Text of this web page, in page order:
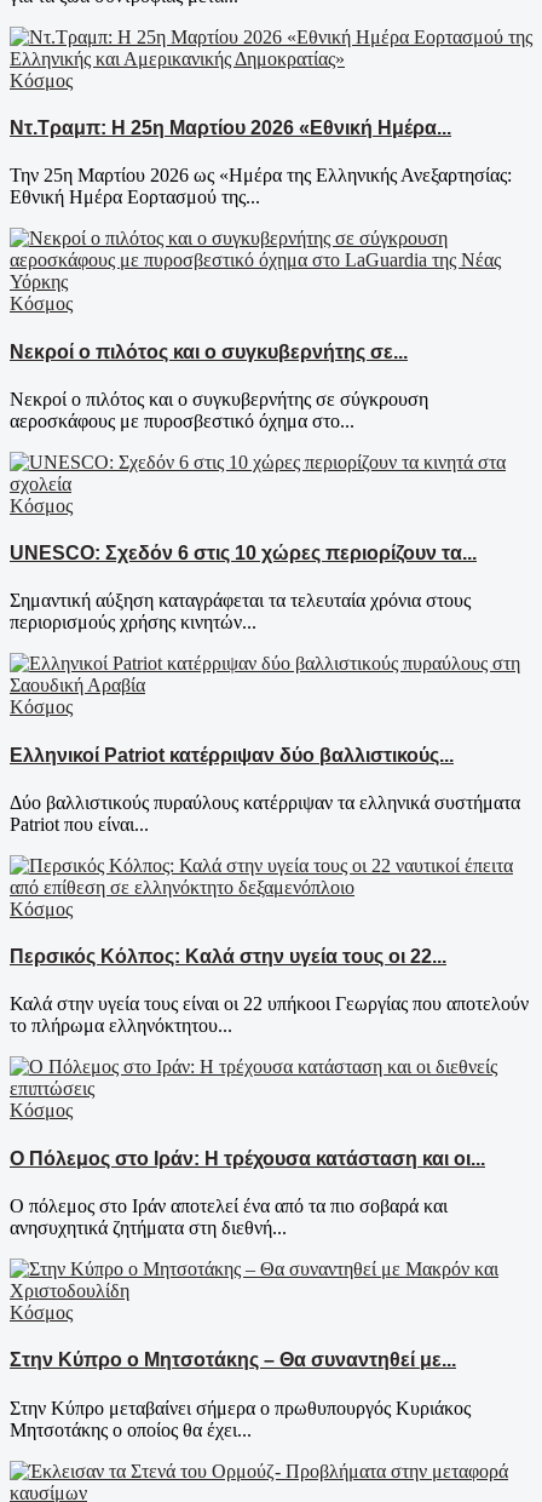
Κόσμος
Ντ.Τραμπ: Η 25η Μαρτίου 2026 «Εθνική Ημέρα...
Την 25η Μαρτίου 2026 ως «Ημέρα της Ελληνικής Ανεξαρτησίας:
Εθνική Ημέρα Εορτασμού της...
Κόσμος
Νεκροί ο πιλότος και ο συγκυβερνήτης σε...
Νεκροί ο πιλότος και ο συγκυβερνήτης σε σύγκρουση
αεροσκάφους με πυροσβεστικό όχημα στο...
Κόσμος
UNESCO: Σχεδόν 6 στις 10 χώρες περιορίζουν τα...
Σημαντική αύξηση καταγράφεται τα τελευταία χρόνια στους
περιορισμούς χρήσης κινητών...
Κόσμος
Ελληνικοί Patriot κατέρριψαν δύο βαλλιστικούς...
Δύο βαλλιστικούς πυραύλους κατέρριψαν τα ελληνικά συστήματα
Patriot που είναι...
Κόσμος
Περσικός Κόλπος: Καλά στην υγεία τους οι 22...
Καλά στην υγεία τους είναι οι 22 υπήκοοι Γεωργίας που αποτελούν
το πλήρωμα ελληνόκτητου...
Κόσμος
Ο Πόλεμος στο Ιράν: Η τρέχουσα κατάσταση και οι...
Ο πόλεμος στο Ιράν αποτελεί ένα από τα πιο σοβαρά και
ανησυχητικά ζητήματα στη διεθνή...
Κόσμος
Στην Κύπρο ο Μητσοτάκης – Θα συναντηθεί με...
Στην Κύπρο μεταβαίνει σήμερα ο πρωθυπουργός Κυριάκος
Μητσοτάκης ο οποίος θα έχει...